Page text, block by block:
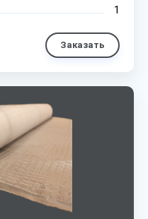
1
Заказать